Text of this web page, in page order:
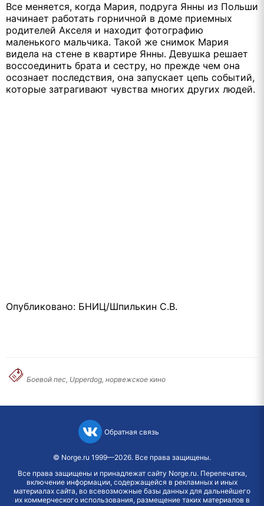
Все меняется, когда Мария, подруга Янны из Польши
начинает работать горничной в доме приемных
родителей Акселя и находит фотографию
маленького мальчика. Такой же снимок Мария
видела на стене в квартире Янны. Девушка решает
воссоединить брата и сестру, но прежде чем она
осознает последствия, она запускает цепь событий,
которые затрагивают чувства многих других людей.
Опубликовано: БНИЦ/Шпилькин С.В.
Боевой пес, Upperdog, норвежское кино
Обратная связь
© Norge.ru 1999—2026. Все права защищены.
Все права защищены и принадлежат сайту Norge.ru. Перепечатка,
включение информации, содержащейся в рекламных и иных
материалах сайта, во всевозможные базы данных для дальнейшего
их коммерческого использования, размещение таких материалов в